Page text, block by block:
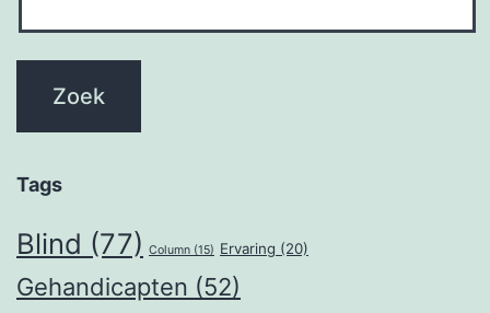
Tags
Blind (77) Column (15) Ervaring (20)
Gehandicapten (52)